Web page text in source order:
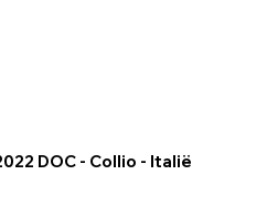
DOC - Collio - Italië